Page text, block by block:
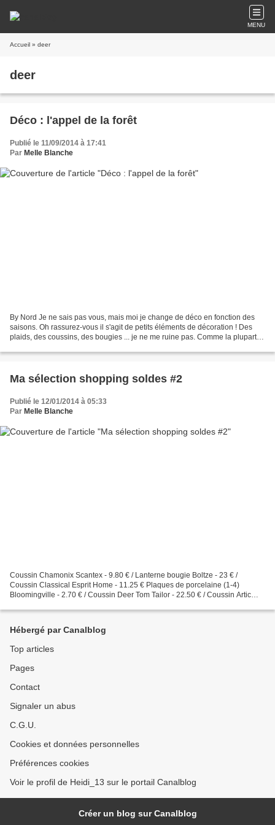
MENU
Accueil » deer
deer
Déco : l'appel de la forêt
Publié le 11/09/2014 à 17:41
Par Melle Blanche
By Nord Je ne sais pas vous, mais moi je change de déco en fonction des
saisons. Oh rassurez-vous il s'agit de petits éléments de décoration ! Des
plaids, des coussins, des bougies ... je ne me ruine pas. Comme la plupart
Ma sélection shopping soldes #2
Publié le 12/01/2014 à 05:33
Par Melle Blanche
Coussin Chamonix Scantex - 9.80 € / Lanterne bougie Boltze - 23 € /
Coussin Classical Esprit Home - 11.25 € Plaques de porcelaine (1-4)
Bloomingville - 2.70 € / Coussin Deer Tom Tailor - 22.50 € / Coussin Artic
Hébergé par Canalblog
Top articles
Pages
Contact
Signaler un abus
C.G.U.
Cookies et données personnelles
Préférences cookies
Voir le profil de Heidi_13 sur le portail Canalblog
Créer un blog sur Canalblog